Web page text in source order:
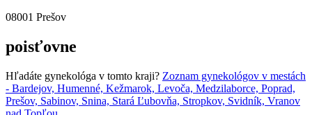
08001 Prešov
poisťovne
Hľadáte gynekológa v tomto kraji? Zoznam gynekológov v mestách
- Bardejov, Humenné, Kežmarok, Levoča, Medzilaborce, Poprad,
Prešov, Sabinov, Snina, Stará Ľubovňa, Stropkov, Svidník, Vranov